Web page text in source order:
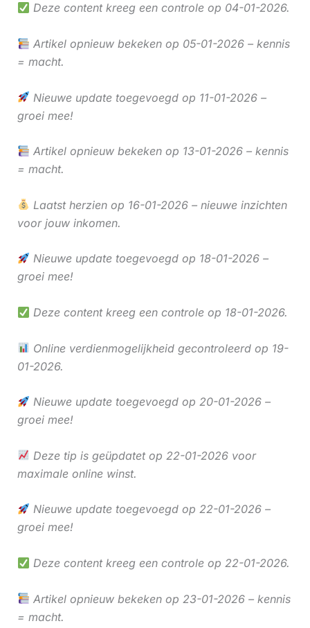
Deze content kreeg een controle op 04-01-2026.
Artikel opnieuw bekeken op 05-01-2026 – kennis
= macht.
Nieuwe update toegevoegd op 11-01-2026 –
groei mee!
Artikel opnieuw bekeken op 13-01-2026 – kennis
= macht.
Laatst herzien op 16-01-2026 – nieuwe inzichten
voor jouw inkomen.
Nieuwe update toegevoegd op 18-01-2026 –
groei mee!
Deze content kreeg een controle op 18-01-2026.
Online verdienmogelijkheid gecontroleerd op 19-
01-2026.
Nieuwe update toegevoegd op 20-01-2026 –
groei mee!
Deze tip is geüpdatet op 22-01-2026 voor
maximale online winst.
Nieuwe update toegevoegd op 22-01-2026 –
groei mee!
Deze content kreeg een controle op 22-01-2026.
Artikel opnieuw bekeken op 23-01-2026 – kennis
= macht.